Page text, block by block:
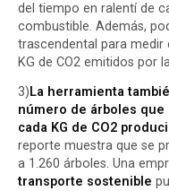
del tiempo en ralentí de
combustible. Además,
trascendental para medir
KG de CO2 emitidos por
3)La herramienta
número de árboles que
cada KG de CO2
reporte muestra que se
a 1.260 árboles. Una
transporte sostenible